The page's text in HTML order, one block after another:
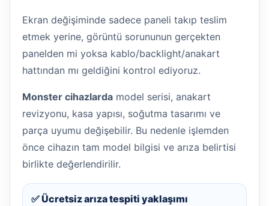
Ekran değişiminde sadece paneli takıp teslim
etmek yerine, görüntü sorununun gerçekten
panelden mi yoksa kablo/backlight/anakart
hattından mı geldiğini kontrol ediyoruz.
Monster cihazlarda model serisi, anakart
revizyonu, kasa yapısı, soğutma tasarımı ve
parça uyumu değişebilir. Bu nedenle işlemden
önce cihazın tam model bilgisi ve arıza belirtisi
birlikte değerlendirilir.
✅ Ücretsiz arıza tespiti yaklaşımı